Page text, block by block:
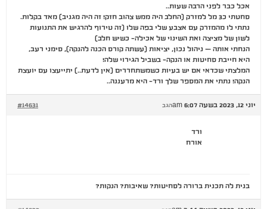
אכל כבר לפני הרבה שעות..
סחטתי כ3 מל למזרק (החלב היה ממש צהוב חזק! זה היה מגניב) מאד בקלות.
נתתי לו מהמזרק עם אצבע שלי בפה שלו (זה טירוף להרגיש את התנועות
לשון של מציצה ואת השינוי של אכילה- כשיש חלב)
הנחתי אותה – ניהול נכון, יציאות (עשתה קורס הכנה להנקה), סימני רעב,
היא חייבת סחיטות או הנקה- בשביל הגירוי שלה!
המלצתי שכדאי אם יש בעיות כשמשתחררים (אין לדעת..) יתייעצו עם יועצת
הנקה! נתתי את המספר שלך ורד- היא מרעננה..
יוני 12, 2023 בשעה 6:07 am #14631 הגב
ורד
אורח
בנית לה תכנית ברורה לסחיטות? שאיבות? הנקות?